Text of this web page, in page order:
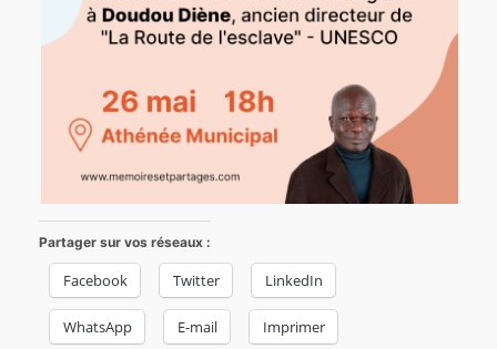
Partager sur vos réseaux :
Facebook Twitter LinkedIn
WhatsApp E-mail Imprimer